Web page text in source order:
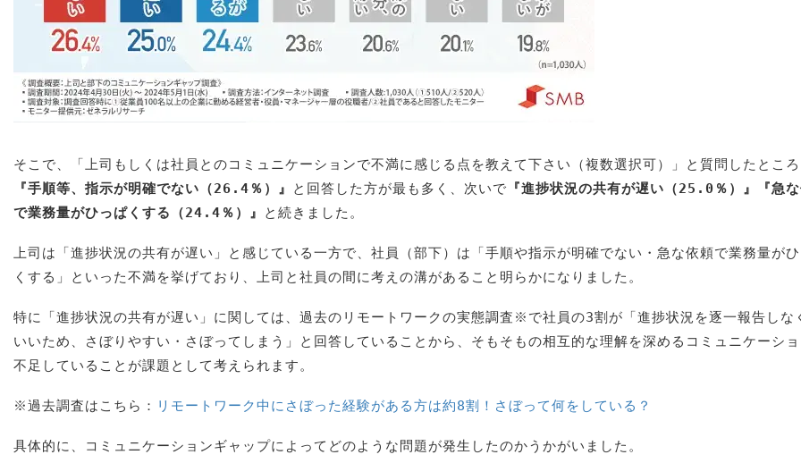
そこで、「上司もしくは社員とのコミュニケーションで不満に感じる点を教えて下さい（複数選択可）」と質問したとこ
『手順等、指示が明確でない（26.4％）』
と回答した方が最も多く、次いで 『進捗状況の共有が遅い（25.0％）』『急
で業務量がひっぱくする（24.4％）』
と続きました。
上司は「進捗状況の共有が遅い」と感じている一方で、社員（部下）は「手順や指示が明確でない・急な依頼で業務量が
くする」といった不満を挙げており、上司と社員の間に考えの溝があること明らかになりました。
特に「進捗状況の共有が遅い」に関しては、過去のリモートワークの実態調査※で社員の3割が「進捗状況を逐一報告しな
いいため、さぼりやすい・さぼってしまう」と回答していることから、そもそもの相互的な理解を深めるコミュニケーシ
不足していることが課題として考えられます。
※過去調査はこちら： リモートワーク中にさぼった経験がある方は約8割！さぼって何をしている？
具体的に、コミュニケーションギャップによってどのような問題が発生したのかうかがいました。